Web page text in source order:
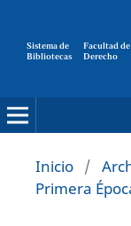
Sistema de
Bibliotecas
Facultad de
Derecho
Inicio /
Primera